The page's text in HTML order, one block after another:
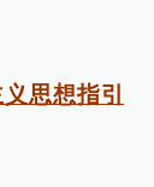
思想指引